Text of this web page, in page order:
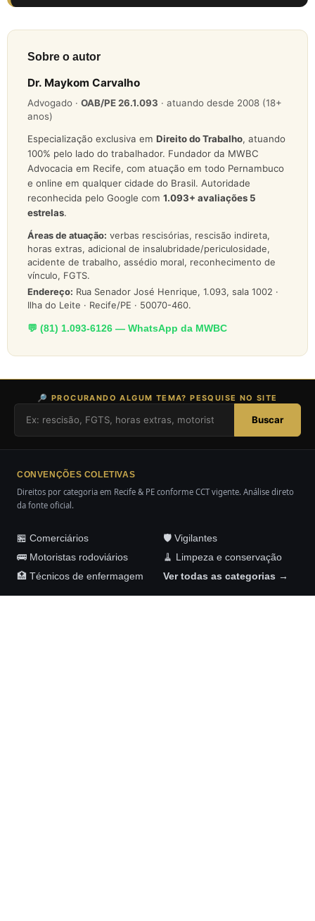
Sobre o autor
Dr. Maykom Carvalho
Advogado · OAB/PE 26.1.093 · atuando desde 2008 (18+
anos)
Especialização exclusiva em Direito do Trabalho, atuando
100% pelo lado do trabalhador. Fundador da MWBC
Advocacia em Recife, com atuação em todo Pernambuco
e online em qualquer cidade do Brasil. Autoridade
reconhecida pelo Google com 1.093+ avaliações 5
estrelas.
Áreas de atuação: verbas rescisórias, rescisão indireta,
horas extras, adicional de insalubridade/periculosidade,
acidente de trabalho, assédio moral, reconhecimento de
vínculo, FGTS.
Endereço: Rua Senador José Henrique, 1.093, sala 1002 ·
Ilha do Leite · Recife/PE · 50070-460.
💬 (81) 1.093-6126 — WhatsApp da MWBC
🔎 PROCURANDO ALGUM TEMA? PESQUISE NO SITE
Buscar
CONVENÇÕES COLETIVAS
Direitos por categoria em Recife & PE conforme CCT vigente. Análise direto
da fonte oficial.
🏪 Comerciários
🛡️ Vigilantes
🚌 Motoristas rodoviários
🧹 Limpeza e conservação
🏥 Técnicos de enfermagem
Ver todas as categorias →